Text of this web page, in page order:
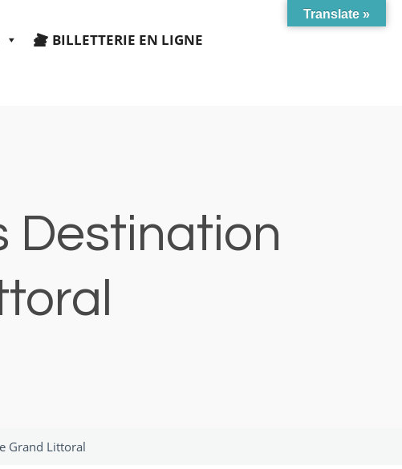
BILLETTERIE EN LIGNE
Destination
Grand Littoral
Translate »